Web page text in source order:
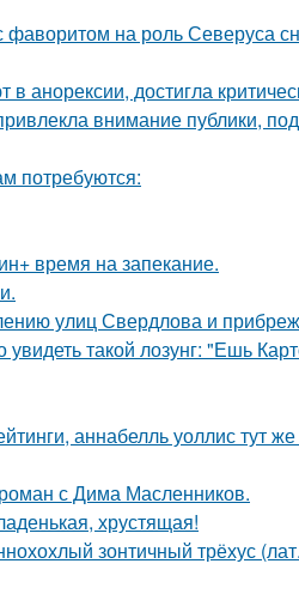
на роль Северуса
анорексии, достигла
внимание публики,
потребуются:
время на запекание.
улиц Свердлова и
такой лозунг: "Ешь
аннабелль уоллис тут
с Дима Масленников.
хрустящая!
зонтичный трёхус (лат.